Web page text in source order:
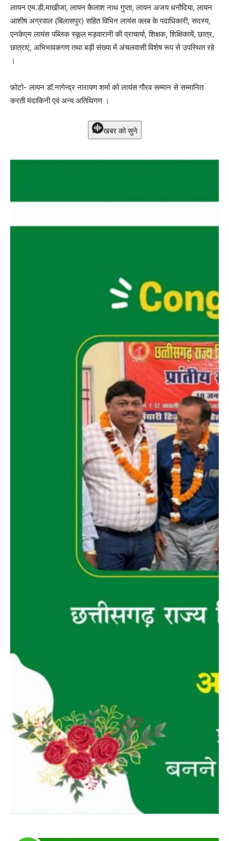
लायन एम.डी.माखीजा, लायन कैलाश नाथ गुप्ता, लायन अजय धनौदिया, लायन
आशीष अग्रवाल (बिलासपुर) सहित विभिन लायंस क्लब के पदाधिकारी, सदस्य,
एनकेएम लायंस पब्लिक स्कूल मड़वारानी की प्राचार्या, शिक्षक, शिक्षिकायें, छात्र,
छात्राएं, अभिभावकगण तथा बड़ी संख्या में अंचलवासी विशेष रूप से उपस्थित रहे
।
फ़ोटो- लायन डॉ.नागेन्द्र नारायण शर्मा को लायंस गौरव सम्मान से सम्मानित
करती मंदाकिनी एवं अन्य अतिथिगण ।
खबर को सुने